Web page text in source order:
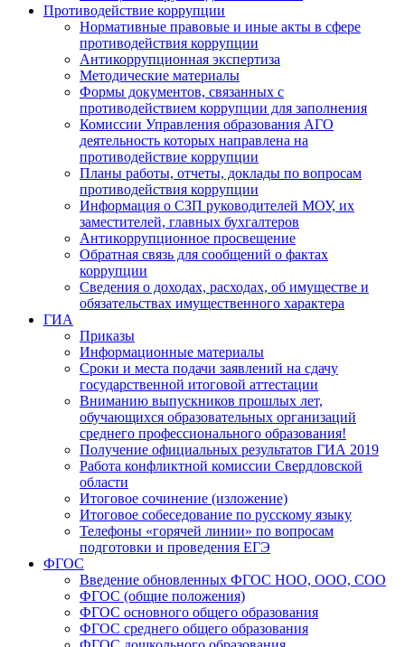
Противодействие коррупции
Нормативные правовые и иные акты в сфере
противодействия коррупции
Антикоррупционная экспертиза
Методические материалы
Формы документов, связанных с
противодействием коррупции для заполнения
Комиссии Управления образования АГО
деятельность которых направлена на
противодействие коррупции
Планы работы, отчеты, доклады по вопросам
противодействия коррупции
Информация о СЗП руководителей МОУ, их
заместителей, главных бухгалтеров
Антикоррупционное просвещение
Обратная связь для сообщений о фактах
коррупции
Сведения о доходах, расходах, об имуществе и
обязательствах имущественного характера
ГИА
Приказы
Информационные материалы
Сроки и места подачи заявлений на сдачу
государственной итоговой аттестации
Вниманию выпускников прошлых лет,
обучающихся образовательных организаций
среднего профессионального образования!
Получение официальных результатов ГИА 2019
Работа конфликтной комиссии Свердловской
области
Итоговое сочинение (изложение)
Итоговое собеседование по русскому языку
Телефоны «горячей линии» по вопросам
подготовки и проведения ЕГЭ
ФГОС
Введение обновленных ФГОС НОО, ООО, СОО
ФГОС (общие положения)
ФГОС основного общего образования
ФГОС среднего общего образования